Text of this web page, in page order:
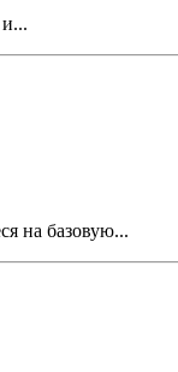
на базовую...